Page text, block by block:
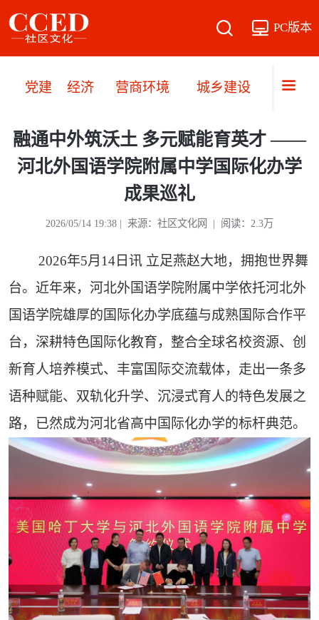
PC版本
党建 经济 营商环境 城乡建设 乡村
融通中外筑沃土 多元赋能育英才 ——
河北外国语学院附属中学国际化办学
成果巡礼
2026/05/14 19:38 | 来源：社区文化网 | 阅读：2.3万
2026年5月14日讯 立足燕赵大地，拥抱世界舞
台。近年来，河北外国语学院附属中学依托河北外
国语学院雄厚的国际化办学底蕴与成熟国际合作平
台，深耕特色国际化教育，整合全球名校资源、创
新育人培养模式、丰富国际交流载体，走出一条多
语种赋能、双轨化升学、沉浸式育人的特色发展之
路，已然成为河北省高中国际化办学的标杆典范。